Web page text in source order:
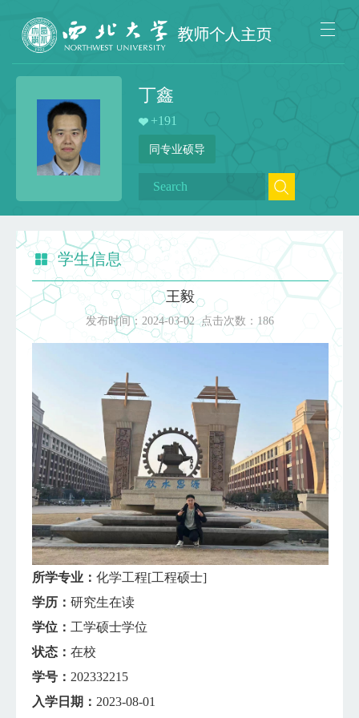
丁鑫
+191
同专业硕导
学生信息
王毅
发布时间： 2024-03-02 点击次数： 186
所学专业： 化学工程[工程硕士]
学历： 研究生在读
学位： 工学硕士学位
状态： 在校
学号： 202332215
入学日期： 2023-08-01